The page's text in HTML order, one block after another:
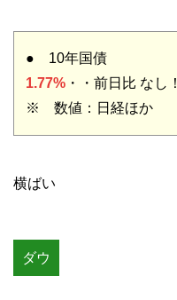
● 10年国債
1.77%・・前日比 なし！
※ 数値：日経ほか
横ばい
ダウ